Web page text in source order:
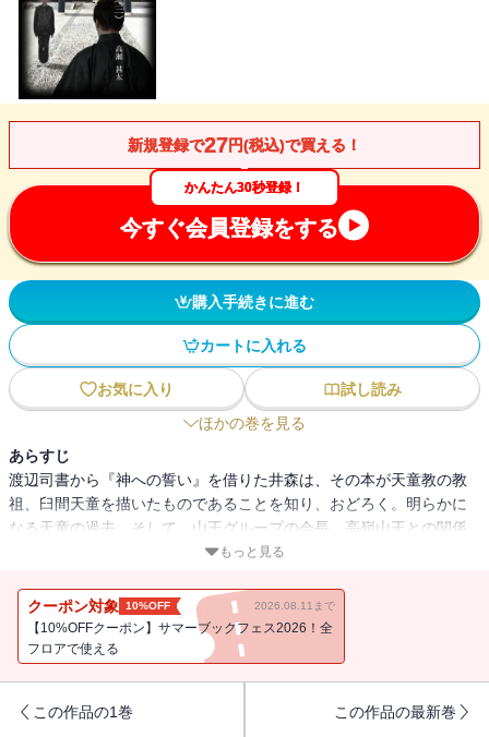
新規登録で27円(税込)で買える！
かんたん30秒登録！
今すぐ会員登録をする
購入手続きに進む
カートに入れる
お気に入り
試し読み
ほかの巻を見る
あらすじ
渡辺司書から『神への誓い』を借りた井森は、その本が天童教の教
祖、臼間天童を描いたものであることを知り、おどろく。明らかに
なる天童の過去、そして、山王グループの会長、高嶺山王との関係
もっと見る
クーポン対象 10%OFF 2026.08.11まで
【10%OFFクーポン】サマーブックフェス2026！全
フロアで使える
この作品の1巻 この作品の最新巻